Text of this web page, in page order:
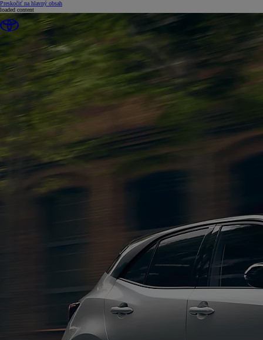
Preskočiť na hlavný obsah(Press Enter)
loaded content